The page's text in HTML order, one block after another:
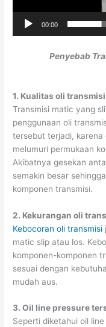
00:00
Penyebab
1. Kualitas oli
Transmisi matic yang
penggunaan oli
tersebut terjadi, karena
melumuri permukaan
Akibatnya gesekan
semakin besar
komponen transmisi.
2. Kekurangan oli
Kebocoran oli transmisi
matic slip atau los.
komponen-komponen
sesuai dengan
mudah aus.
3. Oil line pressure
Seperti diketahui oil